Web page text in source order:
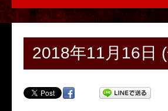
2018年11月16日